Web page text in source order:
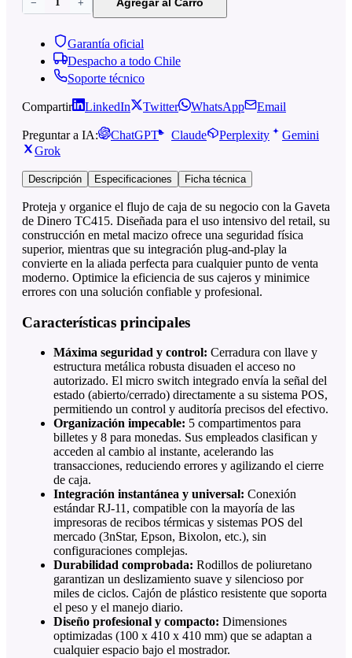
− +
Garantía oficial
Despacho a todo Chile
Soporte técnico
Compartir LinkedIn Twitter WhatsApp Email
Preguntar a IA: ChatGPT Claude Perplexity
Gemini
Grok
Descripción Especificaciones Ficha técnica
Proteja y organice el flujo de caja de su negocio con la Gaveta
de Dinero TC415. Diseñada para el uso intensivo del retail, su
construcción en metal macizo ofrece una seguridad física
superior, mientras que su integración plug-and-play la
convierte en la aliada perfecta para cualquier punto de venta
moderno. Optimice la eficiencia de sus cajeros y minimice
errores con una solución confiable y profesional.
Características principales
Máxima seguridad y control: Cerradura con llave y
estructura metálica robusta disuaden el acceso no
autorizado. El micro switch integrado envía la señal del
estado (abierto/cerrado) directamente a su sistema POS,
permitiendo un control y auditoría precisos del efectivo.
Organización impecable: 5 compartimentos para
billetes y 8 para monedas. Sus empleados clasifican y
acceden al cambio al instante, acelerando las
transacciones, reduciendo errores y agilizando el cierre
de caja.
Integración instantánea y universal: Conexión
estándar RJ-11, compatible con la mayoría de las
impresoras de recibos térmicas y sistemas POS del
mercado (3nStar, Epson, Bixolon, etc.), sin
configuraciones complejas.
Durabilidad comprobada: Rodillos de poliuretano
garantizan un deslizamiento suave y silencioso por
miles de ciclos. Cajón de plástico resistente que soporta
el peso y el manejo diario.
Diseño profesional y compacto: Dimensiones
optimizadas (100 x 410 x 410 mm) que se adaptan a
cualquier espacio bajo el mostrador.